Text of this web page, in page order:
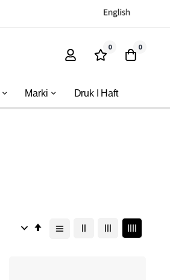
0 0
Marki Druk I Haft
Ustaw